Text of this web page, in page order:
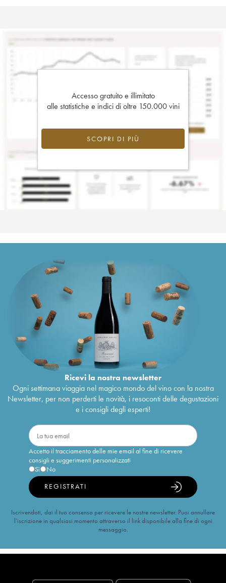
Accesso gratuito e illimitato
alle statistiche e indici di oltre 150.000 vini
SCOPRI DI PIÙ
Ricevi la nostra newsletter
Ogni settimana viaggia nel magico mondo del vino con la nostra
Newsletter, per non perderti le novità, i resoconti delle degustazioni
e i consigli degli esperti!
Accetto il tracciamento delle mie email al fine di ricevere
consigli e suggerimenti personalizzati
Sì
No
REGISTRATI
Iscrivendoti, dai il tuo consenso per ricevere le nostre newsletter. Puoi annullare
l’iscrizione in qualsiasi momento attraverso il link disponibile alla fine di ogni
messaggio.